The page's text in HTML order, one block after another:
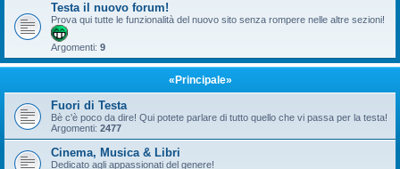
Testa il nuovo forum!
Prova qui tutte le funzionalità del nuovo sito senza rompere nelle altre sezioni!
Argomenti: 9
«Principale»
Fuori di Testa
Bè c'è poco da dire! Qui potete parlare di tutto quello che vi passa per la testa!
Argomenti: 2477
Cinema, Musica & Libri
Dedicato agli appassionati del genere!